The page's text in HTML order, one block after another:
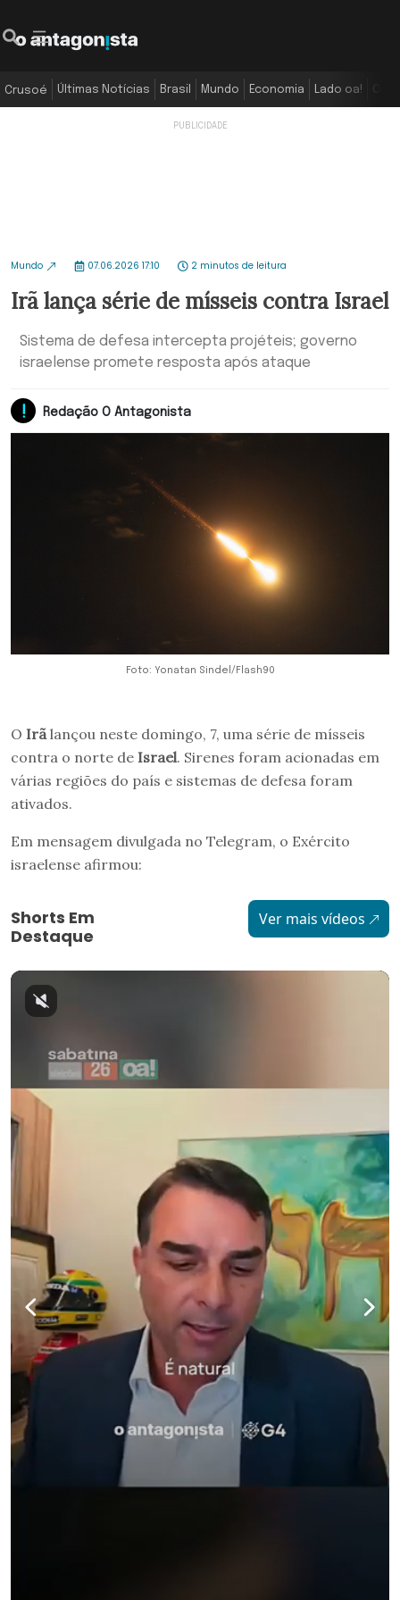
Crusoé Últimas Notícias Brasil Mundo Economia Lado oa!
Mundo 07.06.2026 17:10 2 minutos de leitura
Irã lança série de mísseis contra Israel
Sistema de defesa intercepta projéteis; governo
israelense promete resposta após ataque
Redação O Antagonista
Foto: Yonatan Sindel/Flash90
O Irã lançou neste domingo, 7, uma série de mísseis
contra o norte de Israel. Sirenes foram acionadas em
várias regiões do país e sistemas de defesa foram
ativados.
Em mensagem divulgada no Telegram, o Exército
israelense afirmou:
Shorts Em
Destaque
Ver mais vídeos